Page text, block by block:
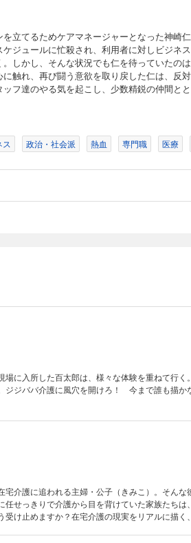
立てるためケアマネージャーとなった神崎
ジュールに忙殺され、利用者に対しビジネ
しかし、そんな状況でも仁を待っていたの
触れ、再び闘う意欲を取り戻した仁は、反
フ達のやる気を起こし、少数精鋭の仲間と
政治・社会派 熱血 専門職 医療
に入所した百太郎は、様々な体験を重ねて行く
ジジババ介護に風穴を開けろ！ 今まで誰も描か
介護に追われる主婦・公子（きみこ）。そんな
せっきりで介護から目を背けていた家族たちは
け止めますか？在宅介護の現実をリアルに描く